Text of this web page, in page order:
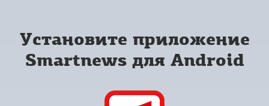
Установите приложение
Smartnews для Android